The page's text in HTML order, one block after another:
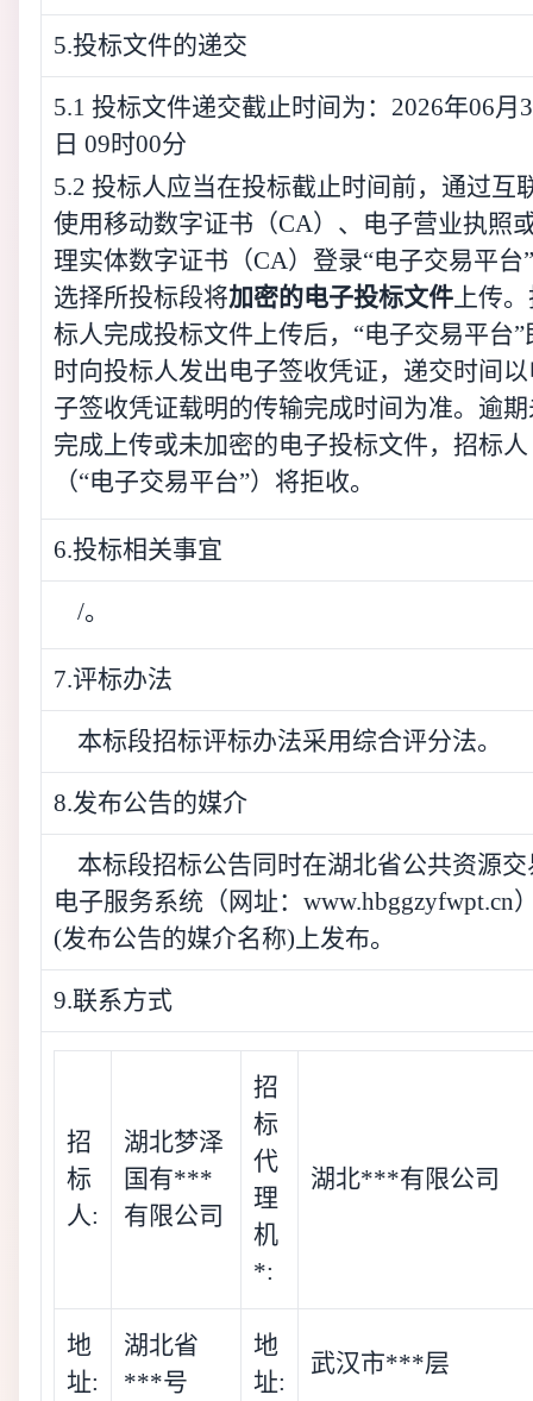
5.投标文件的递交
5.1 投标文件递交截止时间为：2026年06月
日 09时00分
5.2 投标人应当在投标截止时间前，通过互
使用移动数字证书（CA）、电子营业执照
理实体数字证书（CA）登录“电子交易平台
选择所投标段将加密的电子投标文件 上传
标人完成投标文件上传后，“电子交易平台”
时向投标人发出电子签收凭证，递交时间
子签收凭证载明的传输完成时间为准。逾
完成上传或未加密的电子投标文件，招标人
（“电子交易平台”）将拒收。
6.投标相关事宜
/。
7.评标办法
本标段招标评标办法采用综合评分法。
8.发布公告的媒介
本标段招标公告同时在湖北省公共资源交
电子服务系统（网址：www.hbggzyfwpt.cn
(发布公告的媒介名称)上发布。
9.联系方式
招
标
人:
湖北梦泽
国有***
有限公司
招
标
代
理
机
*:
湖北***有限公司
地
址:
湖北省
***号
地
址:
武汉市***层